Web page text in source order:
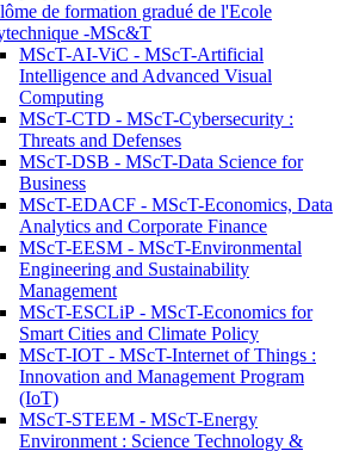
de formation gradué de l'Ecole
-MSc&T
MScT-AI-ViC - MScT-Artificial
Intelligence and Advanced Visual
Computing
MScT-CTD - MScT-Cybersecurity :
Threats and Defenses
MScT-DSB - MScT-Data Science for
Business
MScT-EDACF - MScT-Economics, Data
Analytics and Corporate Finance
MScT-EESM - MScT-Environmental
Engineering and Sustainability
Management
MScT-ESCLiP - MScT-Economics for
Smart Cities and Climate Policy
MScT-IOT - MScT-Internet of Things :
Innovation and Management Program
(IoT)
MScT-STEEM - MScT-Energy
Environment : Science Technology &